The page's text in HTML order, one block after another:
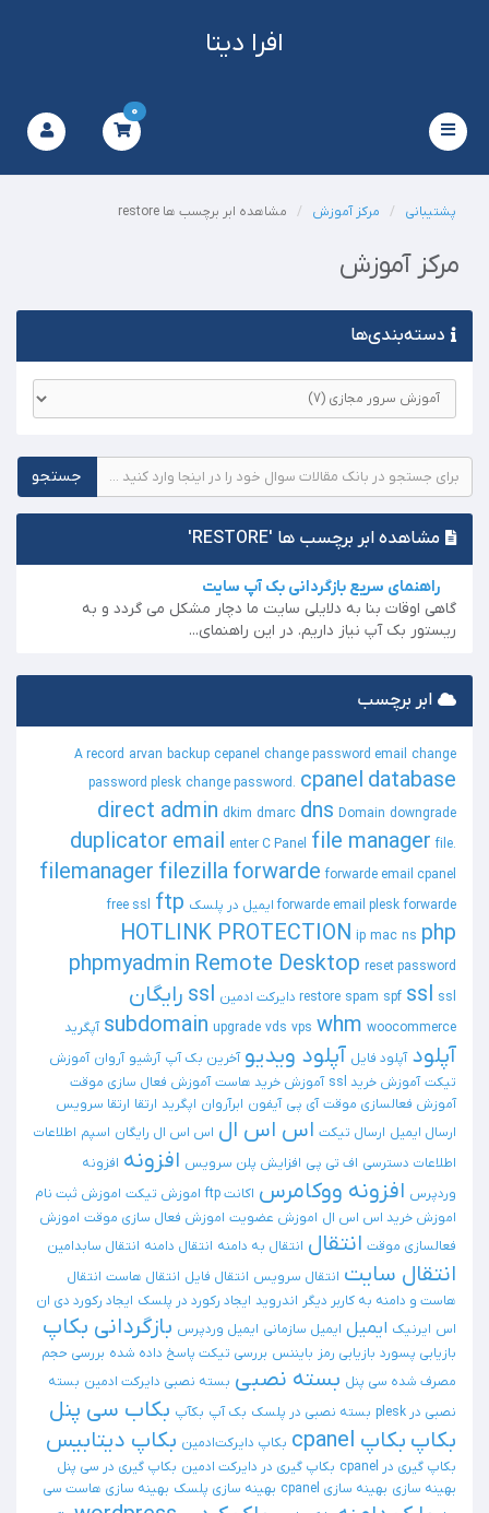
افرا دیتا
Toggle
navigation
0
پشتیبانی مرکز آموزش مشاهده ابر برچسب ها restore
مرکز آموزش
دسته‌بندی‌ها
مشاهده ابر برچسب ها 'RESTORE'
راهنمای سریع بازگردانی بک آپ سایت
گاهی اوقات بنا به دلایلی سایت ما دچار مشکل می گردد و به
ریستور بک آپ نیاز داریم. در این راهنمای...
ابر برچسب
A record arvan backup cepanel change password email change
password plesk change password. cpanel database
direct admin dkim dmarc dns Domain downgrade
duplicator email enter C Panel file manager file.
filemanager filezillaforwarde forwarde email cpanel
forwarde email plesk forwarde ایمیل در پلسک free ssl ftp
HOTLINK PROTECTION ip mac ns php
phpmyadmin Remote Desktop reset password
restore spam spf ssl ssl دایرکت ادمین
ssl رایگان
subdomain upgrade vds vps whm woocommerce آپگرید
آپلود آپلود فایل آپلود ویدیو آخرین بک آپ آرشیو آروان آموزش
تیکت آموزش خرید ssl آموزش خرید هاست آموزش فعال سازی موقت
آموزش فعالسازی موقت آی پی آیفون ابرآروان اپگرید ارتقا ارتقا سرویس
ارسال ایمیل ارسال تیکت اس اس ال اس اس ال رایگان اسپم اطلاعات
اطلاعات دسترسی اف تی پی افزایش پلن سرویس افزونه افزونه
وردپرس افزونه ووکامرس اکانت ftp اموزش تیکت اموزش ثبت نام
اموزش خرید اس اس ال اموزش عضویت اموزش فعال سازی موقت اموزش
فعالسازی موقت انتقال انتقال به دامنه انتقال دامنه انتقال سابدامین
انتقال سایت انتقال سرویس انتقال فایل انتقال هاست انتقال
هاست و دامنه به کاربر دیگر اندروید ایجاد رکورد در پلسک ایجاد رکورد دی ان
اس ایرنیک ایمیل ایمیل سازمانی ایمیل وردپرس بازگردانی بکاپ
بازیابی پسورد بازیابی رمز بایننس بررسی تیکت پاسخ داده شده بررسی حجم
مصرف شده سی پنل بسته نصبی بسته نصبی دایرکت ادمین بسته
نصبی در plesk
بسته نصبی در پلسک بک آپ بکآپ بکاب سی پنل
بکاپ بکاپ cpanel بکاپ دایرکت‌ادمین بکاپ دیتابیس
بکاپ گیری در cpanel بکاپ گیری در دایرکت ادمین بکاپ گیری در سی پنل
بهینه سازی بهینه سازی cpanel بهینه سازی پلسک بهینه سازی هاست سی